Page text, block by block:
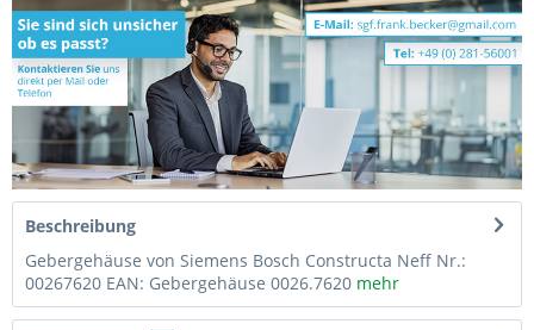
Beschreibung
Gebergehäuse von Siemens Bosch Constructa Neff Nr.:
00267620 EAN: Gebergehäuse 0026.7620 mehr